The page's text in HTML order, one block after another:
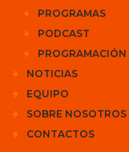
PROGRAMAS
PODCAST
PROGRAMACIÓN
NOTICIAS
EQUIPO
SOBRE NOSOTROS
CONTACTOS